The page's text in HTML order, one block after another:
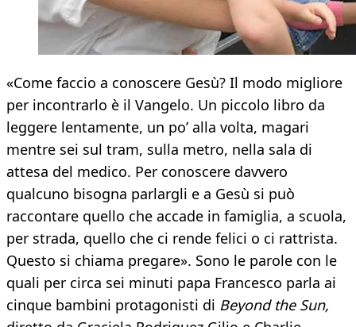
«Come faccio a conoscere Gesù? Il modo migliore
per incontrarlo è il Vangelo. Un piccolo libro da
leggere lentamente, un po’ alla volta, magari
mentre sei sul tram, sulla metro, nella sala di
attesa del medico. Per conoscere davvero
qualcuno bisogna parlargli e a Gesù si può
raccontare quello che accade in famiglia, a scuola,
per strada, quello che ci rende felici o ci rattrista.
Questo si chiama pregare». Sono le parole con le
quali per circa sei minuti papa Francesco parla ai
cinque bambini protagonisti di Beyond the Sun,